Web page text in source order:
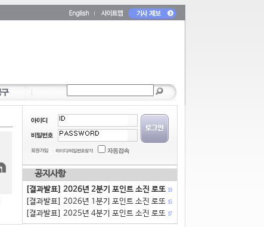
공지사항
[결과발표] 2026년 2분기 포인트 소진 로또 13
[결과발표] 2026년 1분기 포인트 소진 로또 15
[결과발표] 2025년 4분기 포인트 소진 로또 17